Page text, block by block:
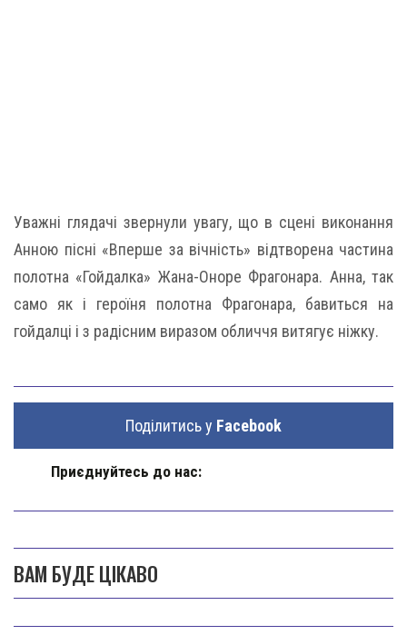
Уважні глядачі звернули увагу, що в сцені виконання
Анною пісні «Вперше за вічність» відтворена частина
полотна «Гойдалка» Жана-Оноре Фрагонара. Анна, так
само як і героїня полотна Фрагонара, бавиться на
гойдалці і з радісним виразом обличчя витягує ніжку.
Поділитись у Facebook
Приєднуйтесь до нас:
ВАМ БУДЕ ЦІКАВО